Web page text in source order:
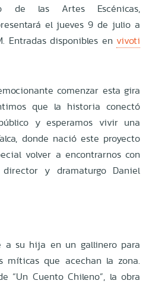
de las Artes Escénicas,
el jueves 9 de julio a
Entradas disponibles en vivoti
comenzar esta gira
que la historia conectó
y esperamos vivir una
donde nació este proyecto
volver a encontrarnos con
y dramaturgo Daniel
a su hija en un gallinero para
míticas que acechan la zona.
“Un Cuento Chileno”, la obra